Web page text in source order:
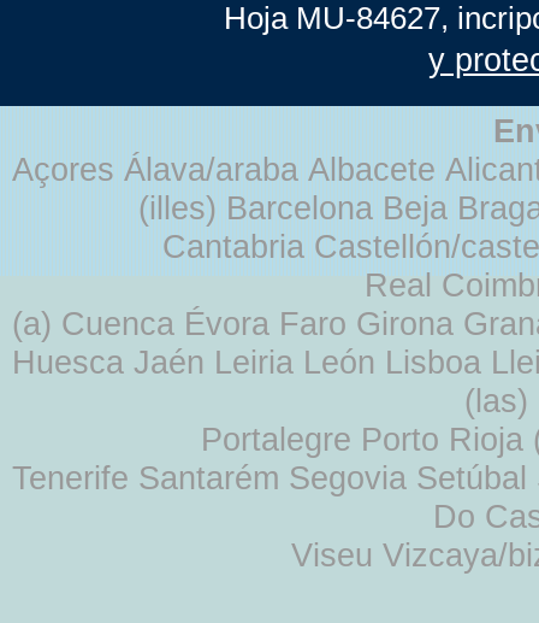
Hoja MU-84627,
y
Açores Álava/araba Albacete
(illes) Barcelona Beja
Cantabria Castellón/
Real
(a) Cuenca Évora Faro Girona
Huesca Jaén Leiria León Lisboa
Portalegre Porto
Tenerife Santarém Segovia
Do
Viseu Vizcaya/